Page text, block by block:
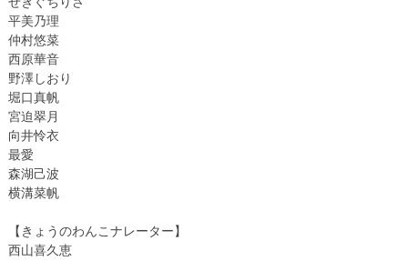
平美乃理
仲村悠菜
西原華音
野澤しおり
堀口真帆
宮迫翠月
向井怜衣
最愛
森湖己波
横溝菜帆
【きょうのわんこナレーター】
西山喜久恵